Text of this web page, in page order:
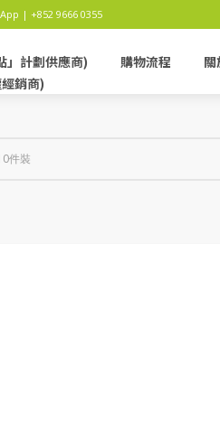
| +852 9666 0355
」計劃供應商)
銷商)
購物流程 關
件裝